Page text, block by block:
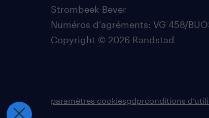
Strombeek-Bever
Numéros d’agréments: VG 458/
Copyright © 2026 Randstad
paramètres cookiesgdprconditions